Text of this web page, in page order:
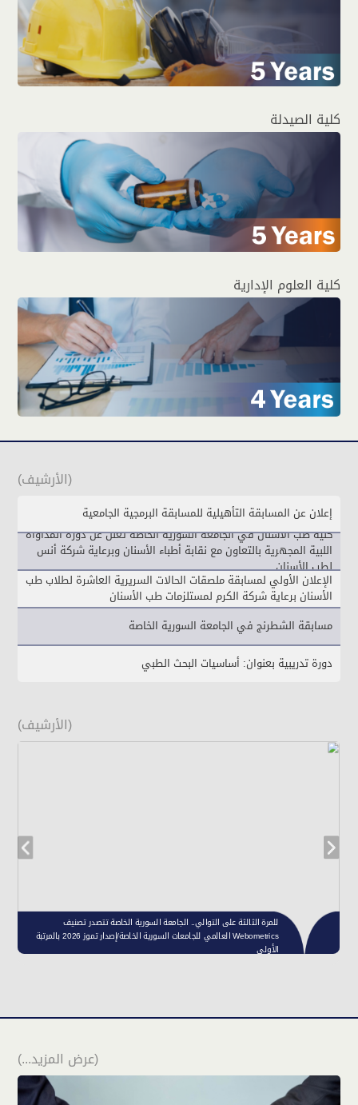
كلية الصيدلة
كلية العلوم الإدارية
(الأرشيف)
إعلان عن المسابقة التأهيلية للمسابقة البرمجية الجامعية
كلية طب الأسنان في الجامعة السورية الخاصة تعلن عن دورة المداواة
اللبية المجهرية بالتعاون مع نقابة أطباء الأسنان وبرعاية شركة أنس
لطب الأسنان
الإعلان الأولي لمسابقة ملصقات الحالات السريرية العاشرة لطلاب طب
الأسنان برعاية شركة الكرم لمستلزمات طب الأسنان
مسابقة الشطرنج في الجامعة السورية الخاصة
دورة تدريبية بعنوان: أساسيات البحث الطبي
(الأرشيف)
(عرض المزيد...)